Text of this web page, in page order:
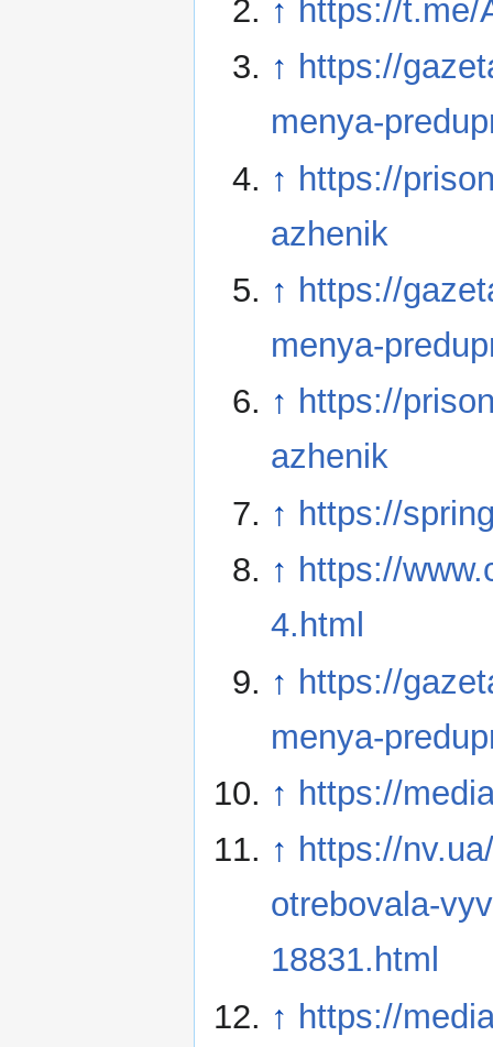
↑ https://t.me/
↑ https://
menya-
↑ https://
azhenik
↑ https://
menya-
↑ https://
azhenik
↑ https://
↑ https://
4.html
↑ https://
menya-
↑ https://
↑ https://
otrebovala-
18831.html
↑ https://